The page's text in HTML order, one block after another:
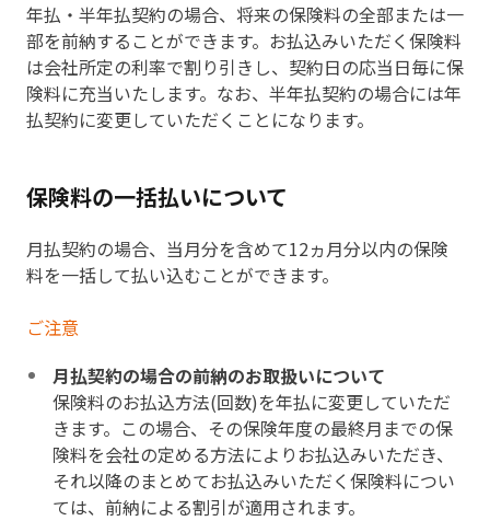
年払・半年払契約の場合、将来の保険料の全部または一
部を前納することができます。お払込みいただく保険料
は会社所定の利率で割り引きし、契約日の応当日毎に保
険料に充当いたします。なお、半年払契約の場合には年
払契約に変更していただくことになります。
保険料の一括払いについて
月払契約の場合、当月分を含めて12ヵ月分以内の保険
料を一括して払い込むことができます。
ご注意
月払契約の場合の前納のお取扱いについて
保険料のお払込方法(回数)を年払に変更していただ
きます。この場合、その保険年度の最終月までの保
険料を会社の定める方法によりお払込みいただき、
それ以降のまとめてお払込みいただく保険料につい
ては、前納による割引が適用されます。